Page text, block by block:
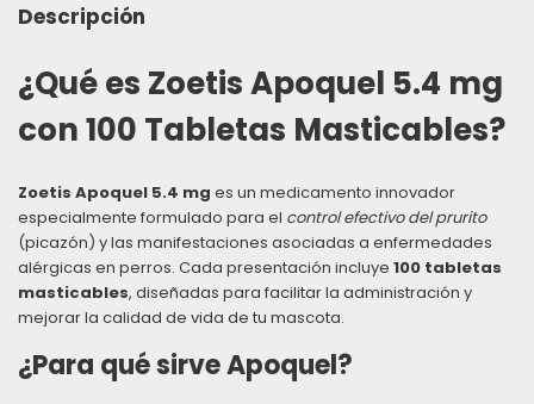
Descripción
¿Qué es Zoetis Apoquel 5.4 mg
con 100 Tabletas Masticables?
Zoetis Apoquel 5.4 mg es un medicamento innovador
especialmente formulado para el control efectivo del prurito
(picazón) y las manifestaciones asociadas a enfermedades
alérgicas en perros. Cada presentación incluye 100 tabletas
masticables, diseñadas para facilitar la administración y
mejorar la calidad de vida de tu mascota.
¿Para qué sirve Apoquel?